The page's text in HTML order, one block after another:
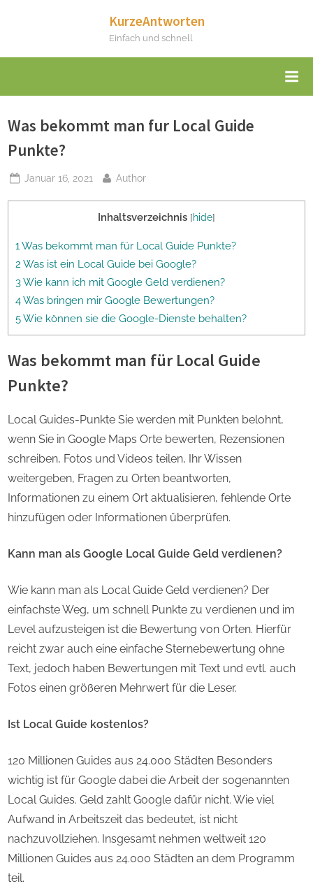
KurzeAntworten
Einfach und schnell
Was bekommt man fur Local Guide
Punkte?
Posted
Januar 16, 2021 By
Author
Inhaltsverzeichnis [hide]
1 Was bekommt man für Local Guide Punkte?
2 Was ist ein Local Guide bei Google?
3 Wie kann ich mit Google Geld verdienen?
4 Was bringen mir Google Bewertungen?
5 Wie können sie die Google-Dienste behalten?
Was bekommt man für Local Guide
Punkte?
Local Guides-Punkte Sie werden mit Punkten belohnt,
wenn Sie in Google Maps Orte bewerten, Rezensionen
schreiben, Fotos und Videos teilen, Ihr Wissen
weitergeben, Fragen zu Orten beantworten,
Informationen zu einem Ort aktualisieren, fehlende Orte
hinzufügen oder Informationen überprüfen.
Kann man als Google Local Guide Geld verdienen?
Wie kann man als Local Guide Geld verdienen? Der
einfachste Weg, um schnell Punkte zu verdienen und im
Level aufzusteigen ist die Bewertung von Orten. Hierfür
reicht zwar auch eine einfache Sternebewertung ohne
Text, jedoch haben Bewertungen mit Text und evtl. auch
Fotos einen größeren Mehrwert für die Leser.
Ist Local Guide kostenlos?
120 Millionen Guides aus 24.000 Städten Besonders
wichtig ist für Google dabei die Arbeit der sogenannten
Local Guides. Geld zahlt Google dafür nicht. Wie viel
Aufwand in Arbeitszeit das bedeutet, ist nicht
nachzuvollziehen. Insgesamt nehmen weltweit 120
Millionen Guides aus 24.000 Städten an dem Programm
teil.